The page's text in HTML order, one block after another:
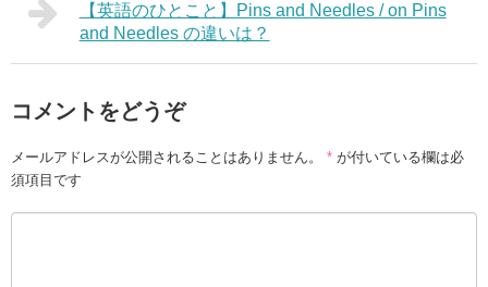
【英語のひとこと】Pins and Needles / on Pins
and Needles の違いは？
コメントをどうぞ
メールアドレスが公開されることはありません。 * が付いている欄は必
須項目です